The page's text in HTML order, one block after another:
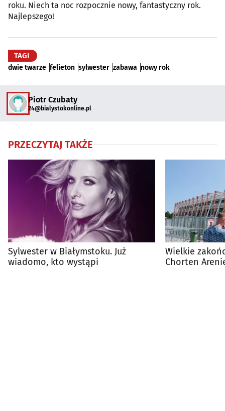
roku. Niech ta noc rozpocznie nowy, fantastyczny rok.
Najlepszego!
TAGI
dwie twarze felieton sylwester zabawa nowy rok
Piotr Czubaty
24@bialystokonline.pl
PRZECZYTAJ TAKŻE
Sylwester w Białymstoku. Już
wiadomo, kto wystąpi
Wielkie
Chorten